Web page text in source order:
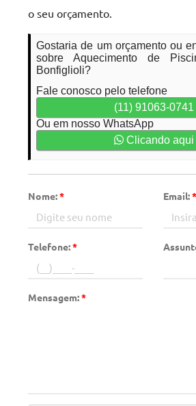
o seu orçamento.
Gostaria de um orçamento ou
sobre Aquecimento de
Bonfiglioli?
Fale conosco pelo telefone
(11) 91063-0741
Ou em nosso WhatsApp
Clicando aqui
Nome:* Email:*
Telefone:*
Mensagem:*